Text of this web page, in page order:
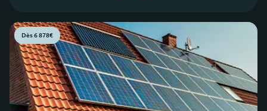
Dès 6 878€